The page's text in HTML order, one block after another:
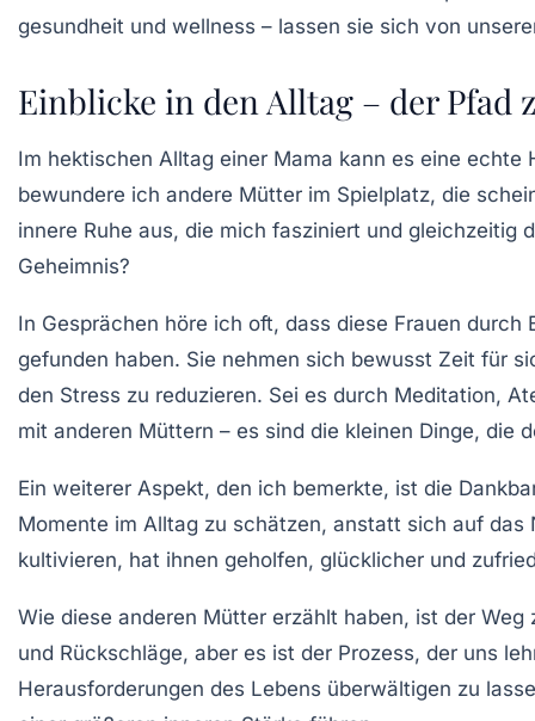
Einblicke in den Alltag – der Pfad
Im hektischen Alltag einer Mama kann es eine echte
bewundere ich andere Mütter im Spielplatz, die
innere Ruhe aus, die mich fasziniert und gleichzeitig
Geheimnis?
In Gesprächen höre ich oft, dass diese Frauen durch
gefunden haben. Sie nehmen sich bewusst Zeit für
den Stress zu reduzieren. Sei es durch Meditation,
mit anderen Müttern – es sind die kleinen Dinge, die
Ein weiterer Aspekt, den ich bemerkte, ist die
Momente im Alltag zu schätzen, anstatt sich auf
kultivieren, hat ihnen geholfen, glücklicher und
Wie diese anderen Mütter erzählt haben, ist der Weg
und Rückschläge, aber es ist der Prozess, der uns
Herausforderungen des Lebens überwältigen zu